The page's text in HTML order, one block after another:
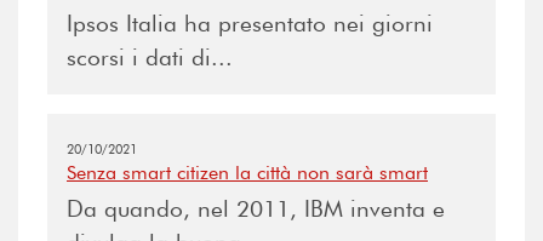
Ipsos Italia ha presentato nei giorni
scorsi i dati di...
20/10/2021
Senza smart citizen la città non sarà smart
Da quando, nel 2011, IBM inventa e